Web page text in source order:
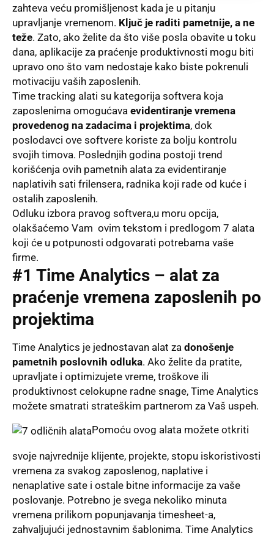
zahteva veću promišljenost kada je u pitanju
upravljanje vremenom. Ključ je raditi pametnije, a ne
teže. Zato, ako želite da što više posla obavite u toku
dana, aplikacije za praćenje produktivnosti mogu biti
upravo ono što vam nedostaje kako biste pokrenuli
motivaciju vaših zaposlenih.
Time tracking alati su kategorija softvera koja
zaposlenima omogućava evidentiranje vremena
provedenog na zadacima i projektima, dok
poslodavci ove softvere koriste za bolju kontrolu
svojih timova. Poslednjih godina postoji trend
korišćenja ovih pametnih alata za evidentiranje
naplativih sati frilensera, radnika koji rade od kuće i
ostalih zaposlenih.
Odluku izbora pravog softvera,u moru opcija,
olakšaćemo Vam ovim tekstom i predlogom 7 alata
koji će u potpunosti odgovarati potrebama vaše
firme.
#1 Time Analytics – alat za
praćenje vremena zaposlenih po
projektima
Time Analytics je jednostavan alat za donošenje
pametnih poslovnih odluka. Ako želite da pratite,
upravljate i optimizujete vreme, troškove ili
produktivnost celokupne radne snage, Time Analytics
možete smatrati strateškim partnerom za Vaš uspeh.
Pomoću ovog alata možete otkriti
svoje najvrednije klijente, projekte, stopu iskoristivosti
vremena za svakog zaposlenog, naplative i
nenaplative sate i ostale bitne informacije za vaše
poslovanje. Potrebno je svega nekoliko minuta
vremena prilikom popunjavanja timesheet-a,
zahvaljujući jednostavnim šablonima. Time Analytics